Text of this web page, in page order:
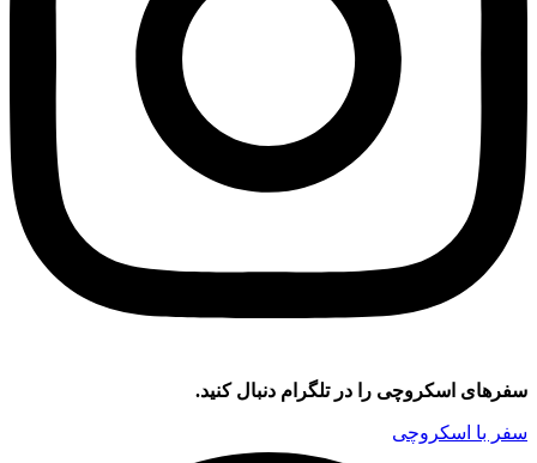
سفر‌های اسکروچی را در تلگرام دنبال کنید.
سفر با اسکروچی